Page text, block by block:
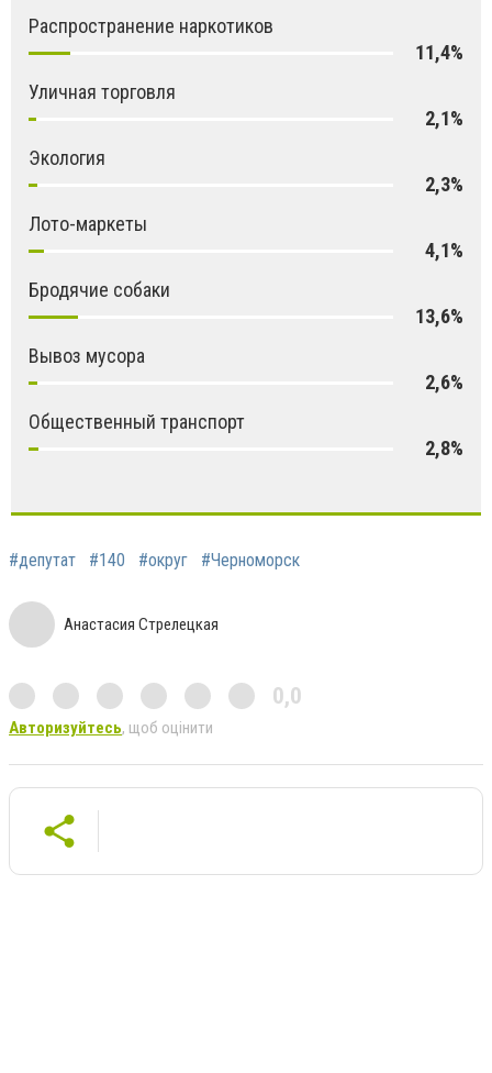
Распространение наркотиков
11,4%
Уличная торговля
2,1%
Экология
2,3%
Лото-маркеты
4,1%
Бродячие собаки
13,6%
Вывоз мусора
2,6%
Общественный транспорт
2,8%
#депутат #140 #округ #Черноморск
Анастасия Стрелецкая
0,0
Авторизуйтесь, щоб оцінити